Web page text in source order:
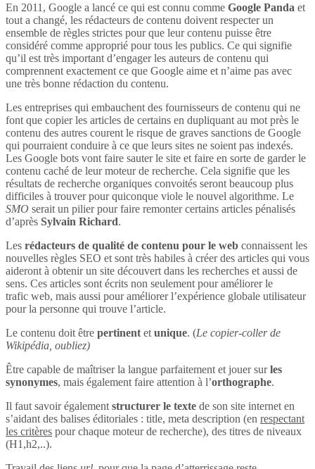
En 2011, Google a lancé ce qui est connu comme Google Panda et
tout a changé, les rédacteurs de contenu doivent respecter un
ensemble de règles strictes pour que leur contenu puisse être
considéré comme approprié pour tous les publics. Ce qui signifie
qu’il est très important d’engager les auteurs de contenu qui
comprennent exactement ce que Google aime et n’aime pas avec
une très bonne rédaction du contenu.
Les entreprises qui embauchent des fournisseurs de contenu qui ne
font que copier les articles de certains en dupliquant au mot près le
contenu des autres courent le risque de graves sanctions de Google
qui pourraient conduire à ce que leurs sites ne soient pas indexés.
Les Google bots vont faire sauter le site et faire en sorte de garder le
contenu caché de leur moteur de recherche. Cela signifie que les
résultats de recherche organiques convoités seront beaucoup plus
difficiles à trouver pour quiconque viole le nouvel algorithme. Le
SMO serait un pilier pour faire remonter certains articles pénalisés
d’après Sylvain Richard.
Les rédacteurs de qualité de contenu pour le web connaissent les
nouvelles règles SEO et sont très habiles à créer des articles qui vous
aideront à obtenir un site découvert dans les recherches et aussi de
sens. Ces articles sont écrits non seulement pour améliorer le
trafic web, mais aussi pour améliorer l’expérience globale utilisateur
pour la personne qui trouve l’article.
Le contenu doit être pertinent et unique. (Le copier-coller de
Wikipédia, oubliez)
Être capable de maîtriser la langue parfaitement et jouer surles
synonymes, mais également faire attention à l’orthographe.
Il faut savoir également structurer le texte de son site internet en
s’aidant des balises éditoriales : title, meta description (en respectant
les critères pour chaque moteur de recherche), des titres de niveaux
(H1,h2,..).